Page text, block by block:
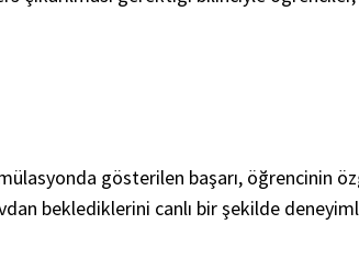
gösterilen başarı, öğrencinin
beklediklerini canlı bir şekilde